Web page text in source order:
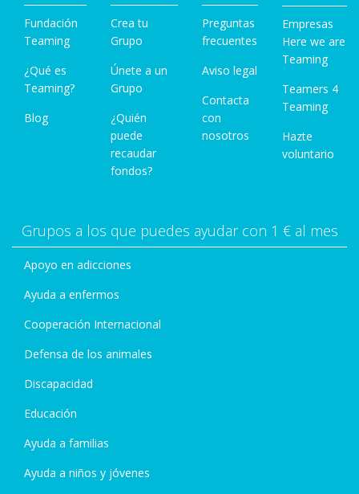
Fundación
Teaming
¿Qué es
Teaming?
Blog
Crea tu
Grupo
Únete a un
Grupo
¿Quién
puede
recaudar
fondos?
Preguntas
frecuentes
Aviso legal
Contacta
con
nosotros
Empresas
Here we are
Teaming
Teamers 4
Teaming
Hazte
voluntario
Grupos a los que puedes ayudar con 1 € al mes
Apoyo en adicciones
Ayuda a enfermos
Cooperación Internacional
Defensa de los animales
Discapacidad
Educación
Ayuda a familias
Ayuda a niños y jóvenes